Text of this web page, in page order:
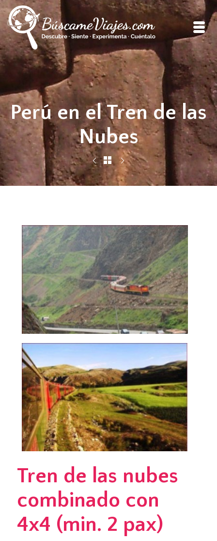
Perú en el Tren de las
Nubes
Tren de las nubes
combinado con
4x4 (min. 2 pax)